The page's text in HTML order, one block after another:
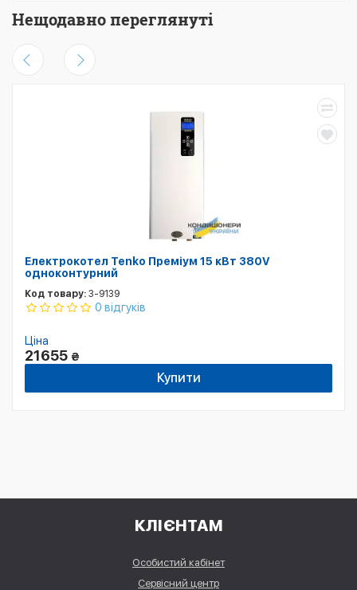
Нещодавно переглянуті
Електрокотел Tenko Преміум 15 кВт 380V
одноконтурний
Код товару: 3-9139
0 відгуків
Ціна
21655 ₴
Купити
КЛІЄНТАМ
Особистий кабінет
Сервісний центр